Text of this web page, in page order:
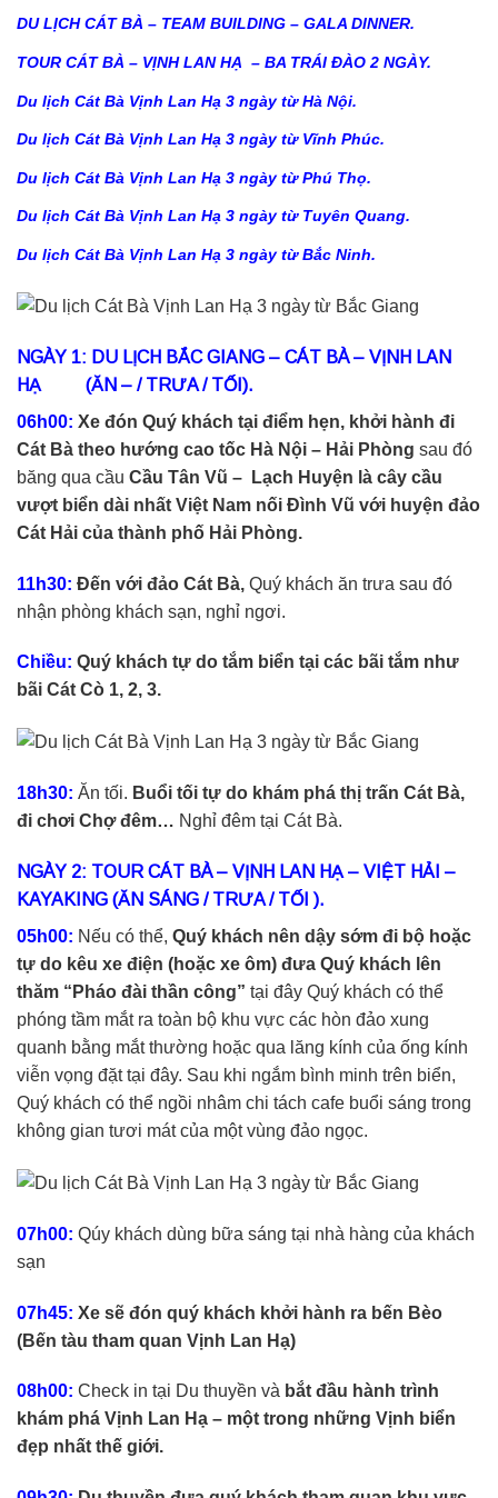
DU LỊCH CÁT BÀ – TEAM BUILDING – GALA DINNER.
TOUR CÁT BÀ – VỊNH LAN HẠ – BA TRÁI ĐÀO 2 NGÀY.
Du lịch Cát Bà Vịnh Lan Hạ 3 ngày từ Hà Nội.
Du lịch Cát Bà Vịnh Lan Hạ 3 ngày từ Vĩnh Phúc.
Du lịch Cát Bà Vịnh Lan Hạ 3 ngày từ Phú Thọ.
Du lịch Cát Bà Vịnh Lan Hạ 3 ngày từ Tuyên Quang.
Du lịch Cát Bà Vịnh Lan Hạ 3 ngày từ Bắc Ninh.
NGÀY 1: DU LỊCH BẮC GIANG – CÁT BÀ – VỊNH LAN
HẠ (ĂN – / TRƯA / TỐI).
06h00: Xe đón Quý khách tại điểm hẹn, khởi hành đi
Cát Bà theo hướng cao tốc Hà Nội – Hải Phòng sau đó
băng qua cầu Cầu Tân Vũ – Lạch Huyện là cây cầu
vượt biển dài nhất Việt Nam nối Đình Vũ với huyện đảo
Cát Hải của thành phố Hải Phòng.
11h30: Đến với đảo Cát Bà, Quý khách ăn trưa sau đó
nhận phòng khách sạn, nghỉ ngơi.
Chiều: Quý khách tự do tắm biển tại các bãi tắm như
bãi Cát Cò 1, 2, 3.
18h30: Ăn tối. Buổi tối tự do khám phá thị trấn Cát Bà,
đi chơi Chợ đêm… Nghỉ đêm tại Cát Bà.
NGÀY 2: TOUR CÁT BÀ – VỊNH LAN HẠ – VIỆT HẢI –
KAYAKING (ĂN SÁNG / TRƯA / TỐI ).
05h00: Nếu có thể, Quý khách nên dậy sớm đi bộ hoặc
tự do kêu xe điện (hoặc xe ôm) đưa Quý khách lên
thăm “Pháo đài thần công” tại đây Quý khách có thể
phóng tầm mắt ra toàn bộ khu vực các hòn đảo xung
quanh bằng mắt thường hoặc qua lăng kính của ống kính
viễn vọng đặt tại đây. Sau khi ngắm bình minh trên biển,
Quý khách có thể ngồi nhâm chi tách cafe buổi sáng trong
không gian tươi mát của một vùng đảo ngọc.
07h00: Qúy khách dùng bữa sáng tại nhà hàng của khách
sạn
07h45: Xe sẽ đón quý khách khởi hành ra bến Bèo
(Bến tàu tham quan Vịnh Lan Hạ)
08h00: Check in tại Du thuyền và bắt đầu hành trình
khám phá Vịnh Lan Hạ – một trong những Vịnh biển
đẹp nhất thế giới.